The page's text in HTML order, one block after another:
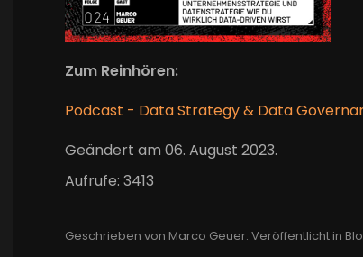
Zum Reinhören:
Podcast - Data Strategy & Data
Geändert am 06. August 2023.
Aufrufe: 3413
Geschrieben von Marco Geuer. Veröffentlicht in